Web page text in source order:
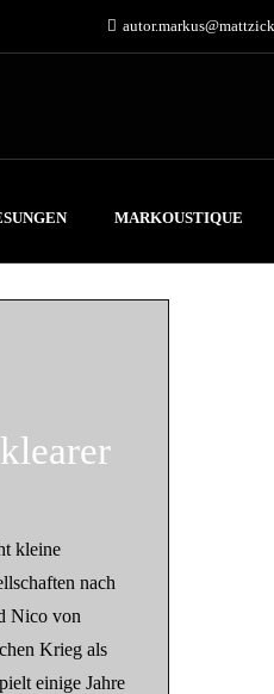
MARKOUSTIQUE
kleine
nach
Nico von
Krieg als
einige Jahre